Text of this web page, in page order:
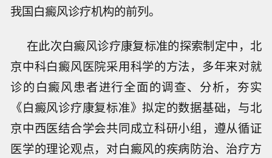
我国白癜风诊疗机构的前列。
在此次白癜风诊疗康复标准的探索制定中，北
京中科白癜风医院采用科学的方法，多年来对就
诊的白癜风患者进行全面的调查、分析，夯实
《白癜风诊疗康复标准》拟定的数据基础，与北
京中西医结合学会共同成立科研小组，遵从循证
医学的理论观点，对白癜风的疾病防治、治疗方